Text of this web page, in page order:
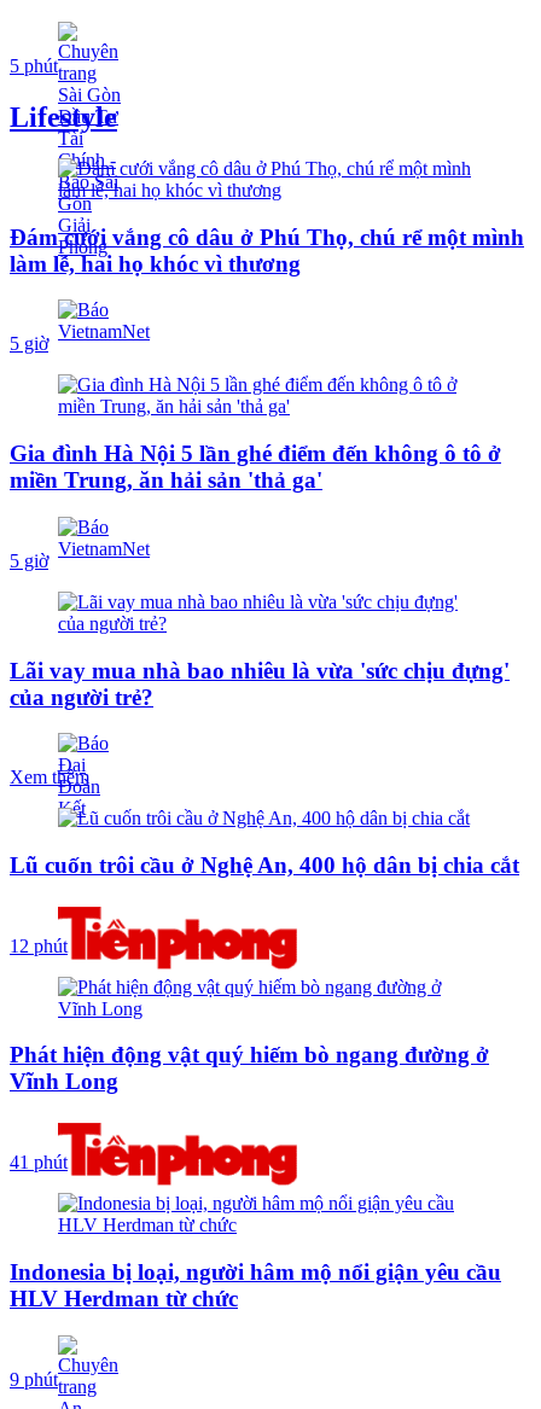
5 phút
Lifestyle
Đám cưới vắng cô dâu ở Phú Thọ, chú rể một mình
làm lễ, hai họ khóc vì thương
5 giờ
Gia đình Hà Nội 5 lần ghé điểm đến không ô tô ở
miền Trung, ăn hải sản 'thả ga'
5 giờ
Lãi vay mua nhà bao nhiêu là vừa 'sức chịu đựng'
của người trẻ?
Xem thêm
Lũ cuốn trôi cầu ở Nghệ An, 400 hộ dân bị chia cắt
12 phút
Phát hiện động vật quý hiếm bò ngang đường ở
Vĩnh Long
41 phút
Indonesia bị loại, người hâm mộ nổi giận yêu cầu
HLV Herdman từ chức
9 phút